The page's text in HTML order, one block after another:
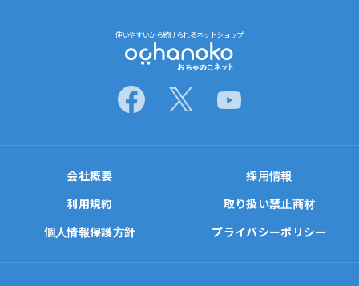
使いやすいから続けられるネットショップ
会社概要 採用情報
利用規約 取り扱い禁止商材
個人情報保護方針 プライバシーポリシー